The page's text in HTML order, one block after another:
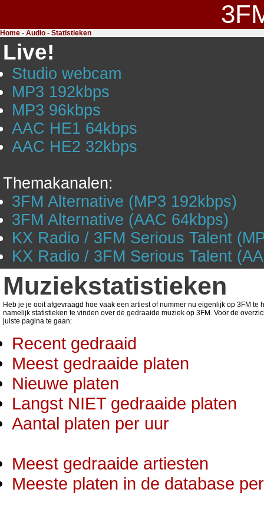
Home - Audio - Statistieken
Live!
Studio webcam
MP3 192kbps
MP3 96kbps
AAC HE1 64kbps
AAC HE2 32kbps
Themakanalen:
3FM Alternative (MP3 192kbps)
3FM Alternative (AAC 64kbps)
KX Radio / 3FM Serious Talent
KX Radio / 3FM Serious Talent
Muziekstatistieken
Heb je je ooit afgevraagd hoe vaak een artiest of nummer nu eigenlijk op 3FM
namelijk statistieken te vinden over de gedraaide muziek op 3FM. Voor de
juiste pagina te gaan:
Recent gedraaid
Meest gedraaide platen
Nieuwe platen
Langst NIET gedraaide platen
Aantal platen per uur
Meest gedraaide artiesten
Meeste platen in de database